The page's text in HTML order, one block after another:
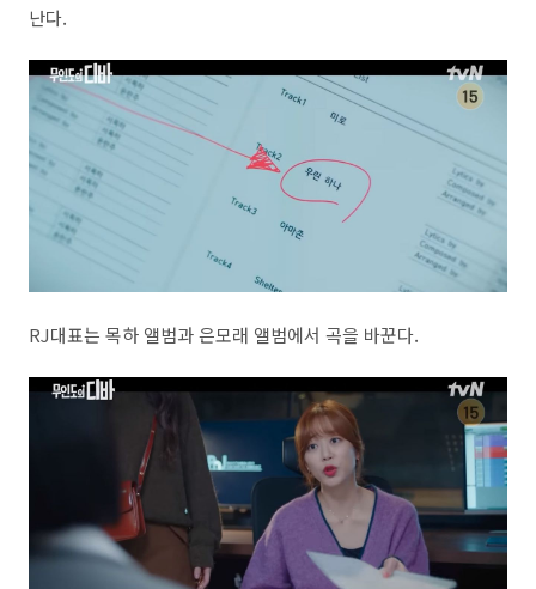
난다.
RJ대표는 목하 앨범과 은모래 앨범에서 곡을 바꾼다.